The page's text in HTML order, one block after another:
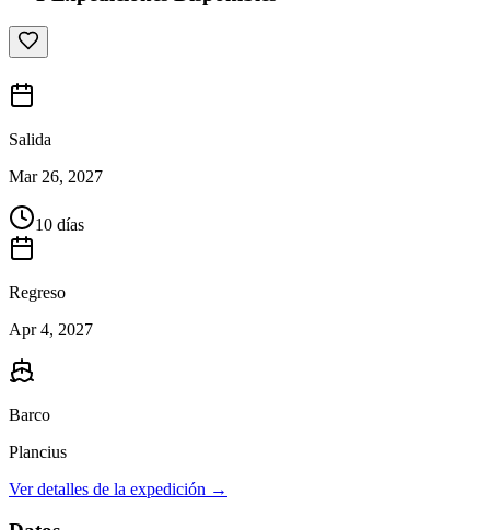
Salida
Mar 26, 2027
10 días
Regreso
Apr 4, 2027
Barco
Plancius
Ver detalles de la expedición →